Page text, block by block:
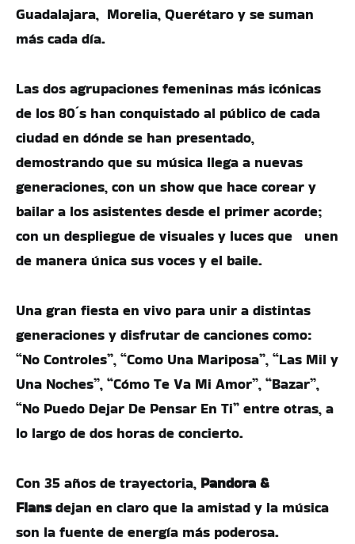
Guadalajara, Morelia, Querétaro y se suman
más cada día.
Las dos agrupaciones femeninas más icónicas
de los 80´s han conquistado al público de cada
ciudad en dónde se han presentado,
demostrando que su música llega a nuevas
generaciones, con un show que hace corear y
bailar a los asistentes desde el primer acorde;
con un despliegue de visuales y luces que unen
de manera única sus voces y el baile.
Una gran fiesta en vivo para unir a distintas
generaciones y disfrutar de canciones como:
“No Controles”, “Como Una Mariposa”, “Las Mil y
Una Noches”, “Cómo Te Va Mi Amor”, “Bazar”,
“No Puedo Dejar De Pensar En Ti” entre otras, a
lo largo de dos horas de concierto.
Con 35 años de trayectoria, Pandora &
Flansdejan en claro que la amistad y la música
son la fuente de energía más poderosa.